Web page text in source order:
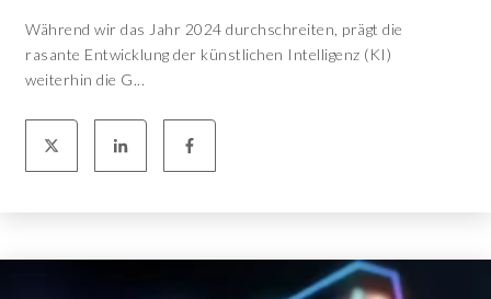
Während wir das Jahr 2024 durchschreiten, prägt die
rasante Entwicklung der künstlichen Intelligenz (KI)
weiterhin die G...